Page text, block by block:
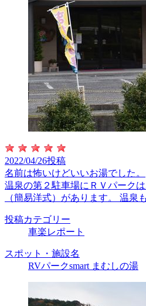
2022/04/26投稿
名前は怖いけどいいお湯でした。
温泉の第２駐車場にＲＶパーク
（簡易洋式）があります。 温泉
投稿カテゴリー
車楽レポート
スポット・施設名
RVパークsmart まむしの湯